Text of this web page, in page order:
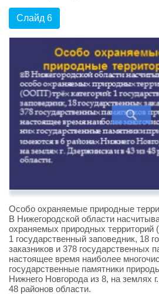
Слайд 6
Особо охраняемые природные
В Нижегородской области
охраняемых природных территорий
1 государственный заповедник, 18
заказников и 378 государственных
настоящее время наиболее
государственные памятники
Нижнего Новгорода из 8, на землях
48 районов области.